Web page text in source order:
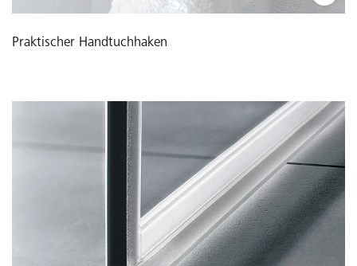
Praktischer Handtuchhaken